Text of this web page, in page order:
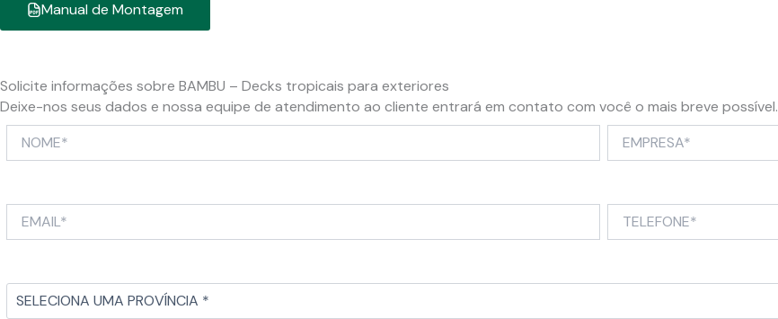
Manual de Montagem
Solicite informações sobre BAMBU – Decks tropicais para exteriores
Deixe-nos seus dados e nossa equipe de atendimento ao cliente entrará em contato com você o mais breve possível.